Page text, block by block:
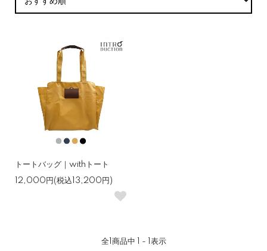
トートバッグ｜withトート
12,000円(税込13,200円)
全1 商品中 1 - 1 表示